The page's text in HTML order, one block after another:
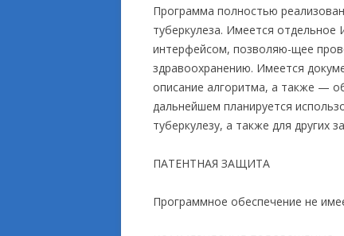
Программа полностью
туберкулеза. Имеется
интерфейсом, позволяю-щее
здравоохранению. Имеется
описание алгоритма, а также —
дальнейшем планируется
туберкулезу, а также для других
ПАТЕНТНАЯ ЗАЩИТА
Программное обеспечение не